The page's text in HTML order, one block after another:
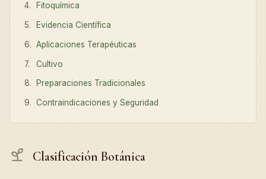
Fitoquímica
Evidencia Científica
Aplicaciones Terapéuticas
Cultivo
Preparaciones Tradicionales
Contraindicaciones y Seguridad
Clasificación Botánica